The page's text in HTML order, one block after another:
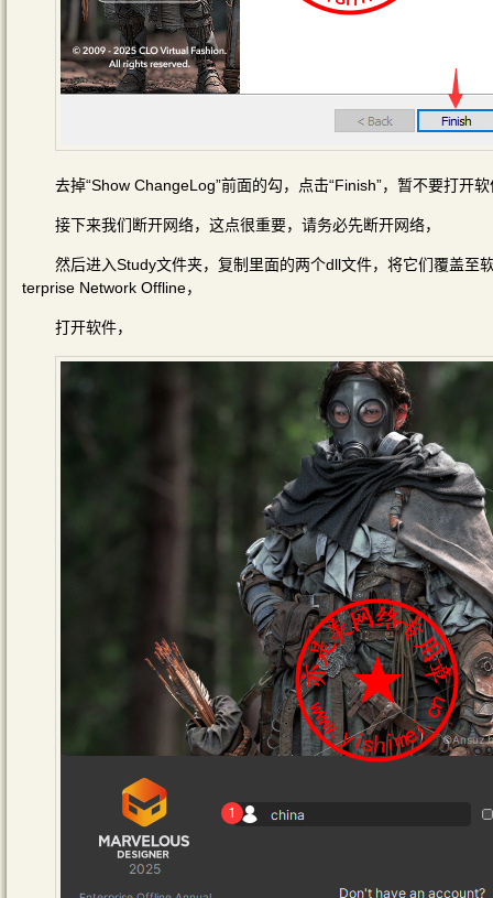
去掉“Show ChangeLog”前面的勾，点击“Finish”，暂不要打开
接下来我们断开网络，这点很重要，请务必先断开网络，
然后进入Study文件夹，复制里面的两个dll文件，将它们覆盖
terprise Network Offline，
打开软件，